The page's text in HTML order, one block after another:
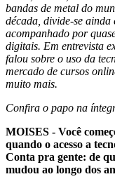
bandas de metal do
década, divide-se ainda
acompanhado por
digitais. Em entrevista
falou sobre o uso da
mercado de cursos
muito mais.
Confira o papo na
MOISES - Você
quando o acesso a
Conta pra gente: de
mudou ao longo dos